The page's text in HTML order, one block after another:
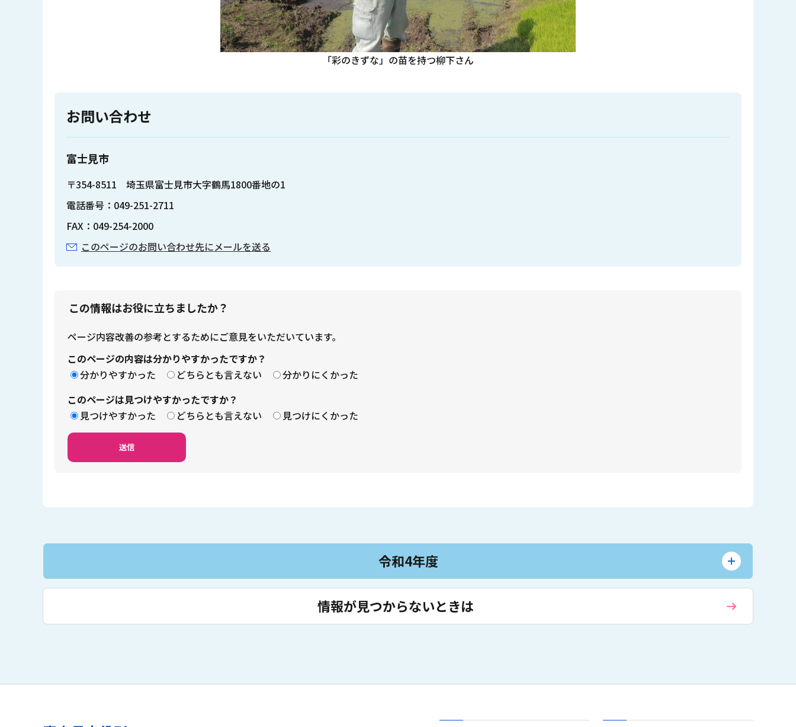
「彩のきずな」の苗を持つ柳下さん
お問い合わせ
富士見市
〒354-8511 埼玉県富士見市大字鶴馬1800番地の1
電話番号：049-251-2711
FAX：049-254-2000
このページのお問い合わせ先にメールを送る
この情報はお役に立ちましたか？
ページ内容改善の参考とするためにご意見をいただいています。
このページの内容は分かりやすかったですか？
分かりやすかった
どちらとも言えない
分かりにくかった
このページは見つけやすかったですか？
見つけやすかった
どちらとも言えない 見つけにくかった
令和4年度
情報が見つからないときは